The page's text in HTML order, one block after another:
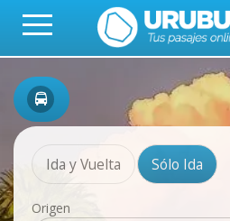
Ida y Vuelta Sólo Ida
Origen